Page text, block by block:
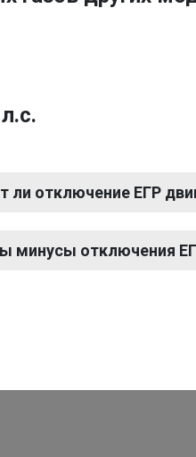
ли отключение ЕГР
минусы отключения